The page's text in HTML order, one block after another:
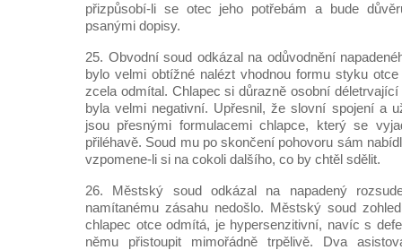
přizpůsobí-li se otec jeho potřebám a bude
psanými dopisy.
25. Obvodní soud odkázal na odůvodnění
bylo velmi obtížné nalézt vhodnou formu styku
zcela odmítal. Chlapec si důrazně osobní
byla velmi negativní. Upřesnil, že slovní spojení a
jsou přesnými formulacemi chlapce, který se
přiléhavě. Soud mu po skončení pohovoru sám
vzpomene-li si na cokoli dalšího, co by chtěl sdělit.
26. Městský soud odkázal na napadený
namítanému zásahu nedošlo. Městský soud
chlapec otce odmítá, je hypersenzitivní, navíc s
němu přistoupit mimořádně trpělivě. Dva